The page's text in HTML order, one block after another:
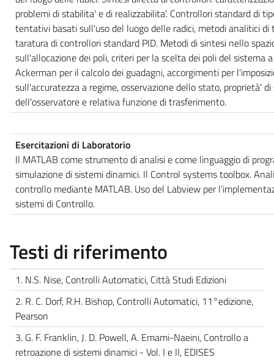
problemi di stabilita' e di realizzabilita'. Controllori standard di
tentativi basati sull'uso del luogo delle radici, metodi analitici di
taratura di controllori standard PID. Metodi di sintesi nello
sull'allocazione dei poli, criteri per la scelta dei poli del sistema
Ackerman per il calcolo dei guadagni, accorgimenti per
sull'accuratezza a regime, osservazione dello stato, proprietà'
dell'osservatore e relativa funzione di trasferimento.
Esercitazioni di Laboratorio
Il MATLAB come strumento di analisi e come linguaggio di
simulazione di sistemi dinamici. Il Control systems toolbox.
controllo mediante MATLAB. Uso del Labview per
sistemi di Controllo.
Testi di riferimento
1. N.S. Nise, Controlli Automatici, Città Studi Edizioni
2. R. C. Dorf, R.H. Bishop, Controlli Automatici, 11°edizione,
Pearson
3. G. F. Franklin, J. D. Powell, A. Emami-Naeini, Controllo a
retroazione di sistemi dinamici - Vol. I e II, EDISES